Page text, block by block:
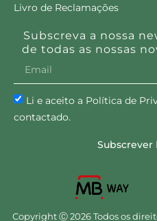
Livro de Reclamações
Subscreva a nossa
de todas as nossas
Li e aceito a Política de
contactado.
Copyright Ⓒ 2026 Todos os